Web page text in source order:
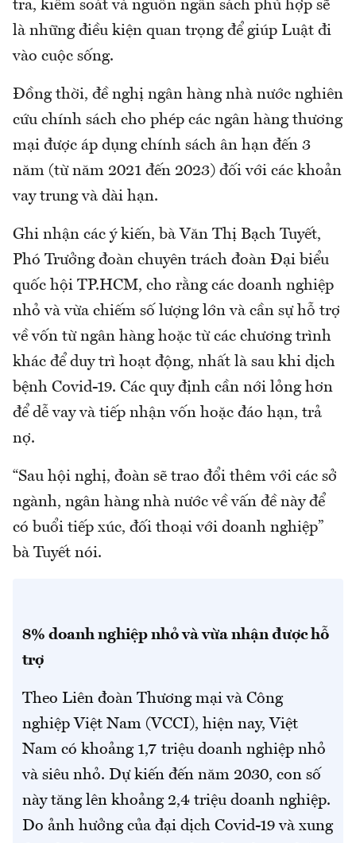
tra, kiểm soát và nguồn ngân sách phù hợp sẽ
là những điều kiện quan trọng để giúp Luật đi
vào cuộc sống.
Đồng thời, đề nghị ngân hàng nhà nước nghiên
cứu chính sách cho phép các ngân hàng thương
mại được áp dụng chính sách ân hạn đến 3
năm (từ năm 2021 đến 2023) đối với các khoản
vay trung và dài hạn.
Ghi nhận các ý kiến, bà Văn Thị Bạch Tuyết,
Phó Trưởng đoàn chuyên trách đoàn Đại biểu
quốc hội TP.HCM, cho rằng các doanh nghiệp
nhỏ và vừa chiếm số lượng lớn và cần sự hỗ trợ
về vốn từ ngân hàng hoặc từ các chương trình
khác để duy trì hoạt động, nhất là sau khi dịch
bệnh Covid-19. Các quy định cần nới lỏng hơn
để dễ vay và tiếp nhận vốn hoặc đáo hạn, trả
nợ.
“Sau hội nghị, đoàn sẽ trao đổi thêm với các sở
ngành, ngân hàng nhà nước về vấn đề này để
có buổi tiếp xúc, đối thoại với doanh nghiệp”
bà Tuyết nói.
8% doanh nghiệp nhỏ và vừa nhận được hỗ
trợ
Theo Liên đoàn Thương mại và Công
nghiệp Việt Nam (VCCI), hiện nay, Việt
Nam có khoảng 1,7 triệu doanh nghiệp nhỏ
và siêu nhỏ. Dự kiến đến năm 2030, con số
này tăng lên khoảng 2,4 triệu doanh nghiệp.
Do ảnh hưởng của đại dịch Covid-19 và xung